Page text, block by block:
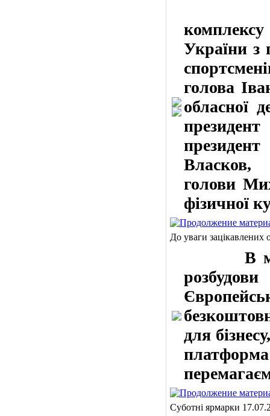
України з
голова
обласної
Власков,
голови
фізичної
До уваги зацікавлених
В
для
платформа
Суботні ярмарки